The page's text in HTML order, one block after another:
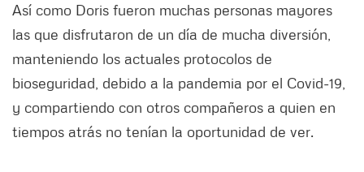
Así como Doris fueron muchas personas mayores
las que disfrutaron de un día de mucha diversión,
manteniendo los actuales protocolos de
bioseguridad, debido a la pandemia por el Covid-19,
y compartiendo con otros compañeros a quien en
tiempos atrás no tenían la oportunidad de ver.